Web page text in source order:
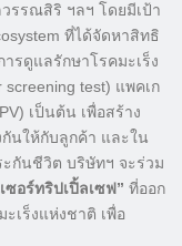
รรณสิริ ฯลฯ โดยมีเป้า
ที่ได้จัดหาสิทธิ
รดูแลรักษาโรคมะเร็ง
screening test) แพคเก
เป็นต้น เพื่อสร้าง
นให้กับลูกค้า และใน
ะกันชีวิต บริษัทฯ จะร่วม
ซอร์ทริปเปิ้ลเซฟ” ที่ออก
เร็งแห่งชาติ เพื่อ